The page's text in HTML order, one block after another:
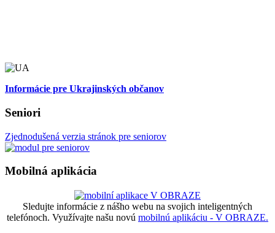
Informácie pre Ukrajinských občanov
Seniori
Zjednodušená verzia stránok pre seniorov
Mobilná aplikácia
Sledujte informácie z nášho webu na svojich inteligentných
telefónoch. Využívajte našu novú mobilnú aplikáciu - V OBRAZE.